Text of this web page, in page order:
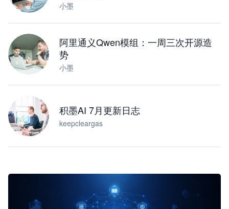
小墨
阿里通义Qwen模组：一周三次开源造
势
小墨
积墨AI 7月更新日志
keepcleargas